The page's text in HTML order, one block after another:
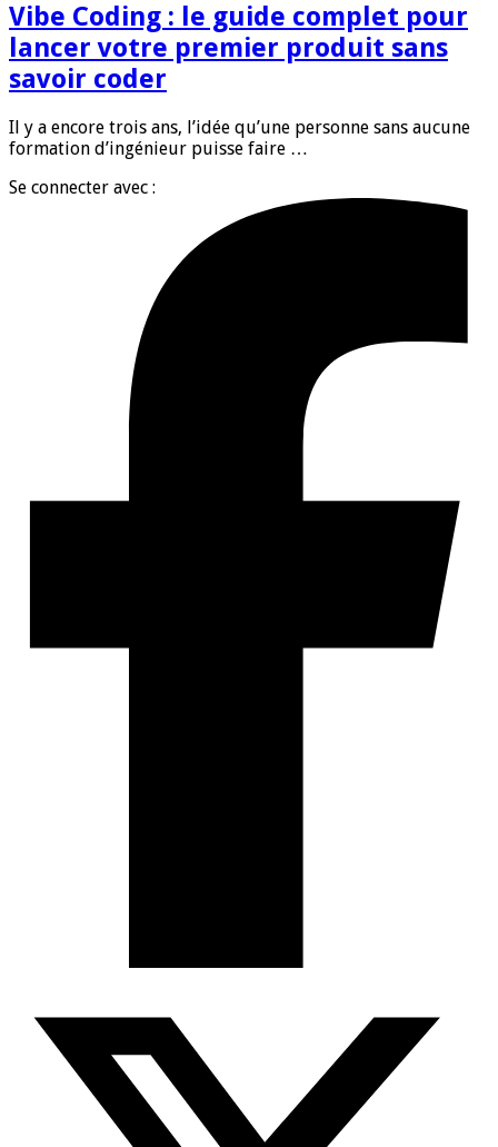
Vibe Coding : le guide complet pour
lancer votre premier produit sans
savoir coder
Il y a encore trois ans, l’idée qu’une personne sans aucune
formation d’ingénieur puisse faire …
Se connecter avec :